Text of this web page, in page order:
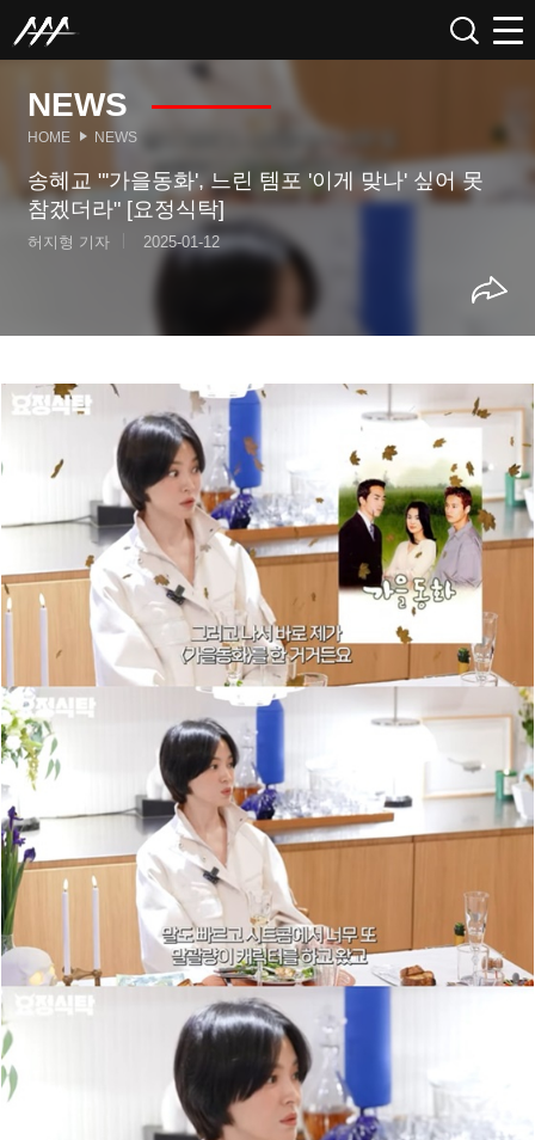
NEWS
HOME NEWS
송혜교 "'가을동화', 느린 템포 '이게 맞나' 싶어 못
참겠더라" [요정식탁]
허지형 기자 2025-01-12